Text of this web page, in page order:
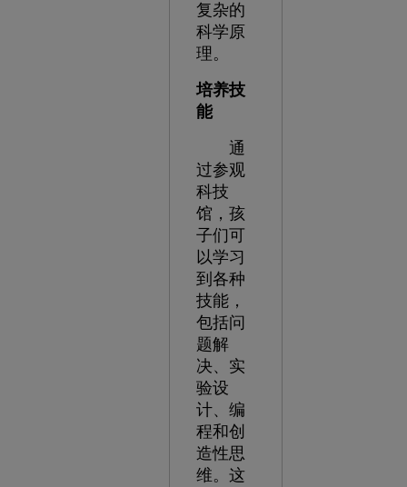
复杂的
科学原
理。
培养技
能
通
过参观
科技
馆，孩
子们可
以学习
到各种
技能，
包括问
题解
决、实
验设
计、编
程和创
造性思
维。这